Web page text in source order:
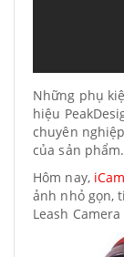
Những phụ
hiệu
chuyên
của sản phẩm.
Hôm nay,
ảnh nhỏ gọn,
Leash